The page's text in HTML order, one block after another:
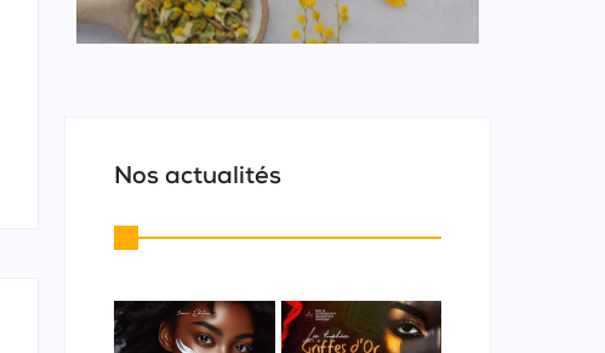
Nos actualités